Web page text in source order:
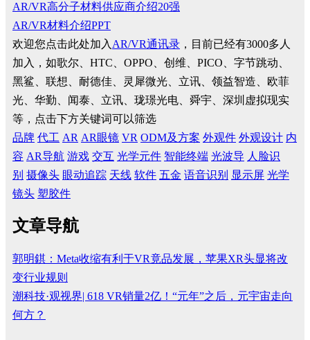
AR/VR高分子材料供应商介绍20强
AR/VR材料介绍PPT
欢迎您点击此处加入 AR/VR通讯录 ，目前已经有3000多人
加入，如歌尔、HTC、OPPO、创维、PICO、字节跳动、
黑鲨、联想、耐德佳、灵犀微光、立讯、领益智造、欧菲
光、华勤、闻泰、立讯、珑璟光电、舜宇、深圳虚拟现实
等，点击下方关键词可以筛选
品牌 代工 AR AR眼镜 VR ODM及方案 外观件 外观设计 内
容 AR导航 游戏 交互 光学元件 智能终端 光波导 人脸识
别 摄像头 眼动追踪 天线 软件 五金 语音识别 显示屏 光学
镜头 塑胶件
文章导航
郭明錤：Meta收缩有利于VR竟品发展，苹果XR头显将改
变行业规则
潮科技·观视界| 618 VR销量2亿！“元年”之后，元宇宙走向
何方？